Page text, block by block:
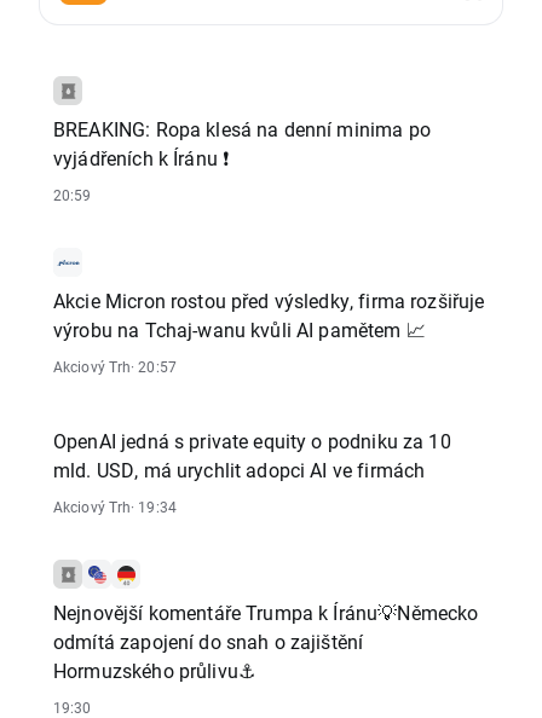
BREAKING: Ropa klesá na denní minima po
vyjádřeních k Íránu ❗
20:59
Akcie Micron rostou před výsledky, firma rozšiřuje
výrobu na Tchaj-wanu kvůli AI pamětem 📈
Akciový Trh· 20:57
OpenAI jedná s private equity o podniku za 10
mld. USD, má urychlit adopci AI ve firmách
Akciový Trh· 19:34
Nejnovější komentáře Trumpa k Íránu💡Německo
odmítá zapojení do snah o zajištění
Hormuzského průlivu⚓
19:30